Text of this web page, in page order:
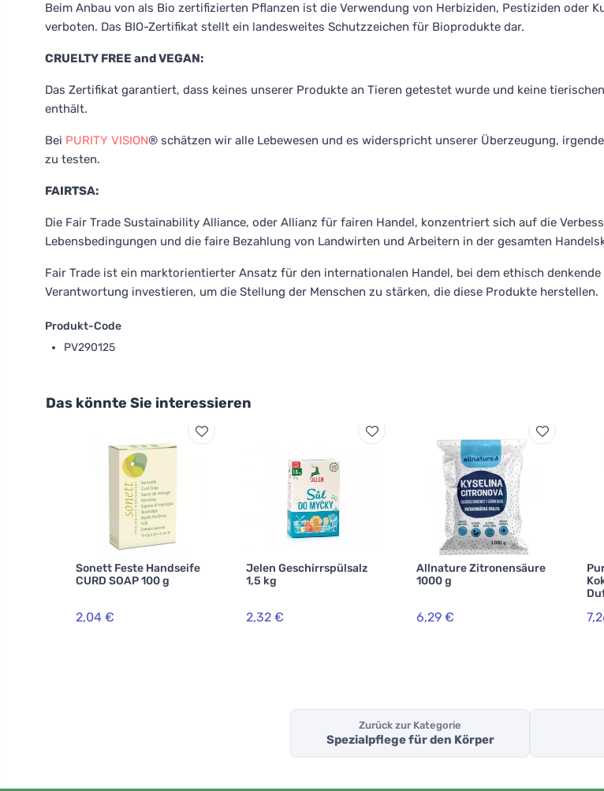
Beim Anbau von als Bio zertifizierten Pflanzen ist die Verwendung von Herbiziden, Pestiziden oder
verboten. Das BIO-Zertifikat stellt ein landesweites Schutzzeichen für Bioprodukte dar.
CRUELTY FREE and VEGAN:
Das Zertifikat garantiert, dass keines unserer Produkte an Tieren getestet wurde und keine
enthält.
Bei PURITY VISION® schätzen wir alle Lebewesen und es widerspricht unserer Überzeugung,
zu testen.
FAIRTSA:
Die Fair Trade Sustainability Alliance, oder Allianz für fairen Handel, konzentriert sich auf die
Lebensbedingungen und die faire Bezahlung von Landwirten und Arbeitern in der gesamten
Fair Trade ist ein marktorientierter Ansatz für den internationalen Handel, bei dem ethisch
Verantwortung investieren, um die Stellung der Menschen zu stärken, die diese Produkte herstellen.
Produkt-Code
PV290125
Das könnte Sie interessieren
Sonett Feste Handseife
CURD SOAP 100 g
2,04 €
Jelen Geschirrspülsalz
1,5 kg
2,32 €
Allnature Zitronensäure
1000 g
6,29 €
Zurück zur Kategorie
Spezialpflege für den Körper